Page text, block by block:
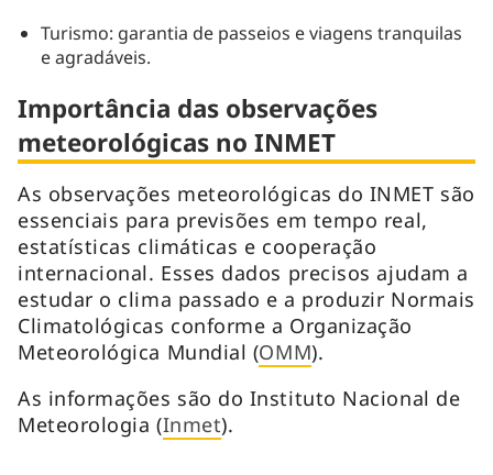
Turismo: garantia de passeios e viagens tranquilas
e agradáveis.
Importância das observações
meteorológicas no INMET
As observações meteorológicas do INMET são
essenciais para previsões em tempo real,
estatísticas climáticas e cooperação
internacional. Esses dados precisos ajudam a
estudar o clima passado e a produzir Normais
Climatológicas conforme a Organização
Meteorológica Mundial (OMM).
As informações são do Instituto Nacional de
Meteorologia (Inmet).